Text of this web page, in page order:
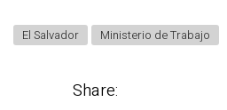
El Salvador Ministerio de Trabajo
Share: